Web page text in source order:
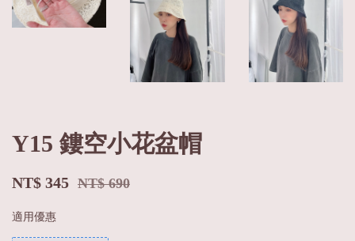
Y15 鏤空小花盆帽
NT$ 345 NT$ 690
適用優惠